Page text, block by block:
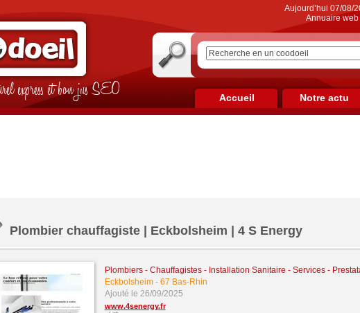
express et bon jus SEO
Aujourd’hui 07/08/
Annuaire
Accueil Notre actu
Plombier chauffagiste | Eckbolsheim | 4 S Energy
Plombiers - Chauffagistes - Installation Sanitaire - Services -
Eckbolsheim- 67 Bas-Rhin
Ajouté le 26/09/2025
www.4senergy.fr